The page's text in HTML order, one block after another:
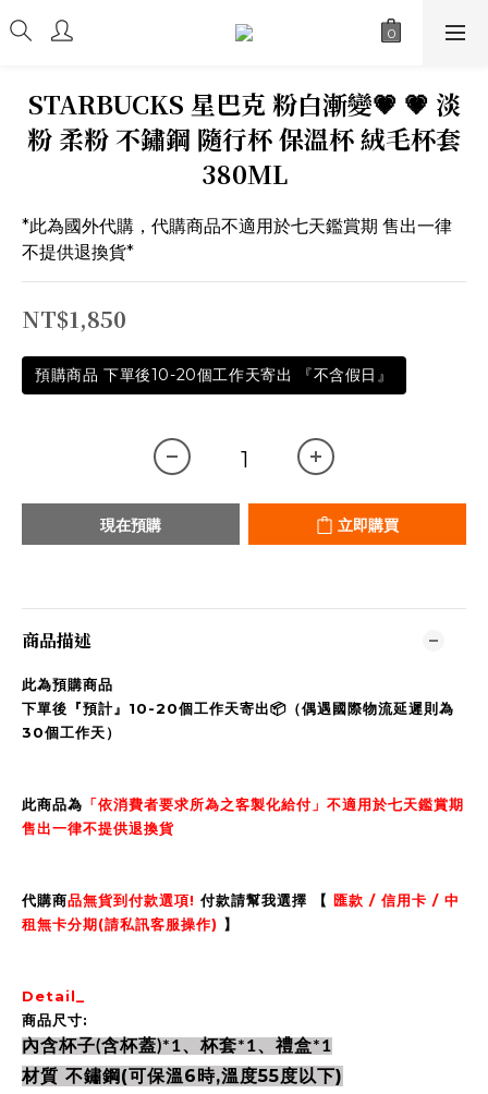
STARBUCKS 星巴克 粉白漸變💗 💗 淡
粉 柔粉 不鏽鋼 隨行杯 保溫杯 絨毛杯套
380ML
*此為國外代購，代購商品不適用於七天鑑賞期 售出一律
不提供退換貨*
NT$1,850
預購商品 下單後10-20個工作天寄出 『不含假日』
現在預購 立即購買
商品描述
此為預購商品
下單後『預計』10-20個工作天寄出📦（偶遇國際物流延遲則為
30個工作天）
此商品為 「依消費者要求所為之客製化給付」不適用於七天鑑賞期
售出一律不提供退換貨
代購商品無貨到付款選項! 付款請幫我選擇 【 匯款 / 信用卡 / 中
租無卡分期(請私訊客服操作) 】
Detail_
商品尺寸:
內含杯子(含杯蓋)*1、杯套*1、禮盒*1
材質 不鏽鋼(可保溫6時,溫度55度以下)